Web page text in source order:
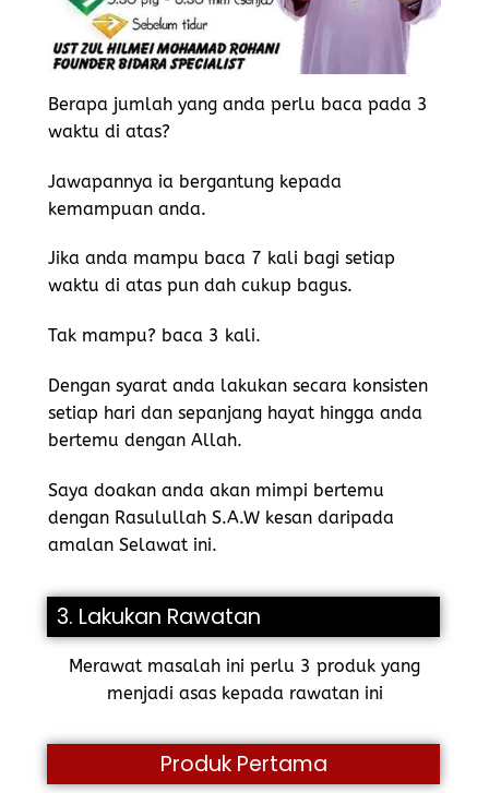
Berapa jumlah yang anda perlu baca pada 3
waktu di atas?
Jawapannya ia bergantung kepada
kemampuan anda.
Jika anda mampu baca 7 kali bagi setiap
waktu di atas pun dah cukup bagus.
Tak mampu? baca 3 kali.
Dengan syarat anda lakukan secara konsisten
setiap hari dan sepanjang hayat hingga anda
bertemu dengan Allah.
Saya doakan anda akan mimpi bertemu
dengan Rasulullah S.A.W kesan daripada
amalan Selawat ini.
3. Lakukan Rawatan
Merawat masalah ini perlu 3 produk yang
menjadi asas kepada rawatan ini
Produk Pertama